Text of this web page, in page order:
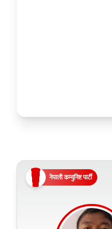
नेपाली कम्युनिष्ट पार्टी